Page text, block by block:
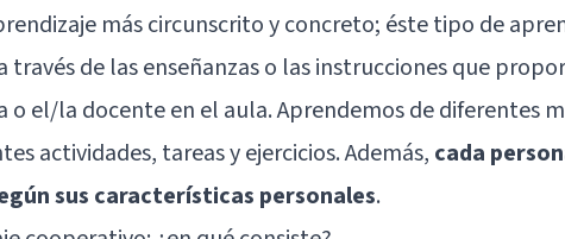
más circunscrito y concreto; éste tipo de
través de las enseñanzas o las instrucciones que
o el/la docente en el aula. Aprendemos de diferentes
actividades, tareas y ejercicios. Además, cada
sus características personales.